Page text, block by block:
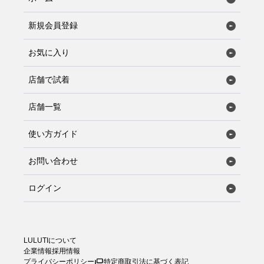
新規会員登録
お気に入り
店舗で試着
店舗一覧
使い方ガイド
お問い合わせ
ログイン
LULUTIについて
企業情報採用情報
プライバシーポリシー
特定商取引法に基づく表記